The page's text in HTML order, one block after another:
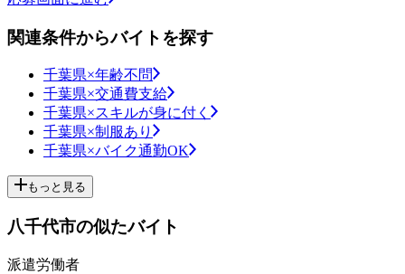
関連条件からバイトを探す
千葉県×年齢不問
千葉県×交通費支給
千葉県×スキルが身に付く
千葉県×制服あり
千葉県×バイク通勤OK
もっと見る
八千代市の似たバイト
派遣労働者